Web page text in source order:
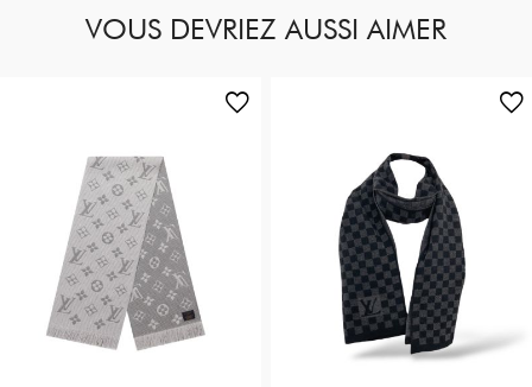
VOUS DEVRIEZ AUSSI AIMER